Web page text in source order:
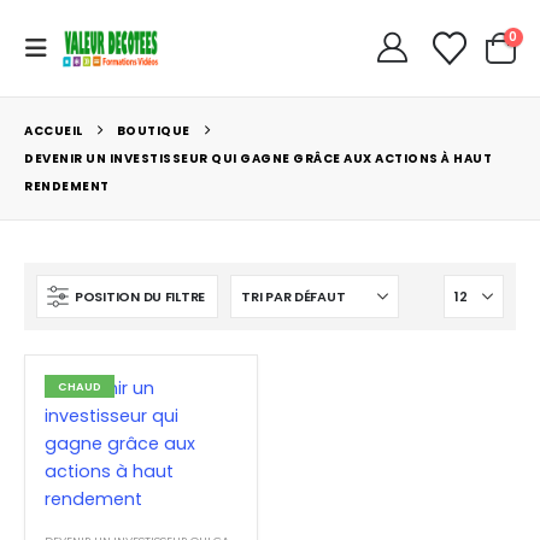
0
ACCUEIL
BOUTIQUE
DEVENIR UN INVESTISSEUR QUI GAGNE GRÂCE AUX ACTIONS À HAUT
RENDEMENT
POSITION DU FILTRE
CHAUD